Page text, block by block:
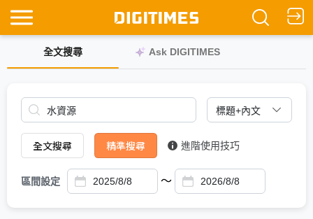
全文搜尋 Ask DIGITIMES
全文搜尋 精準搜尋 進階使用技巧
區間設定 ～